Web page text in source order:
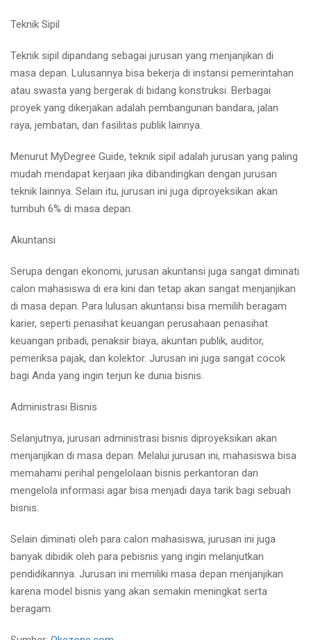
Teknik Sipil
Teknik sipil dipandang sebagai jurusan yang menjanjikan di
masa depan. Lulusannya bisa bekerja di instansi pemerintahan
atau swasta yang bergerak di bidang konstruksi. Berbagai
proyek yang dikerjakan adalah pembangunan bandara, jalan
raya, jembatan, dan fasilitas publik lainnya.
Menurut MyDegree Guide, teknik sipil adalah jurusan yang paling
mudah mendapat kerjaan jika dibandingkan dengan jurusan
teknik lainnya. Selain itu, jurusan ini juga diproyeksikan akan
tumbuh 6% di masa depan.
Akuntansi
Serupa dengan ekonomi, jurusan akuntansi juga sangat diminati
calon mahasiswa di era kini dan tetap akan sangat menjanjikan
di masa depan. Para lulusan akuntansi bisa memilih beragam
karier, seperti penasihat keuangan perusahaan penasihat
keuangan pribadi, penaksir biaya, akuntan publik, auditor,
pemeriksa pajak, dan kolektor. Jurusan ini juga sangat cocok
bagi Anda yang ingin terjun ke dunia bisnis.
Administrasi Bisnis
Selanjutnya, jurusan administrasi bisnis diproyeksikan akan
menjanjikan di masa depan. Melalui jurusan ini, mahasiswa bisa
memahami perihal pengelolaan bisnis perkantoran dan
mengelola informasi agar bisa menjadi daya tarik bagi sebuah
bisnis.
Selain diminati oleh para calon mahasiswa, jurusan ini juga
banyak dibidik oleh para pebisnis yang ingin melanjutkan
pendidikannya. Jurusan ini memiliki masa depan menjanjikan
karena model bisnis yang akan semakin meningkat serta
beragam.